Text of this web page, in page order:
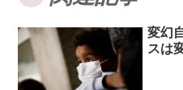
変幻
スは